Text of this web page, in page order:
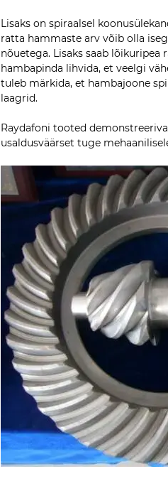
Lisaks on spiraalsel
ratta hammaste arv võib olla
nõuetega. Lisaks saab
hambapinda lihvida, et veelgi
tuleb märkida, et hambajoone
laagrid.
Raydafoni tooted
usaldusväärset tuge